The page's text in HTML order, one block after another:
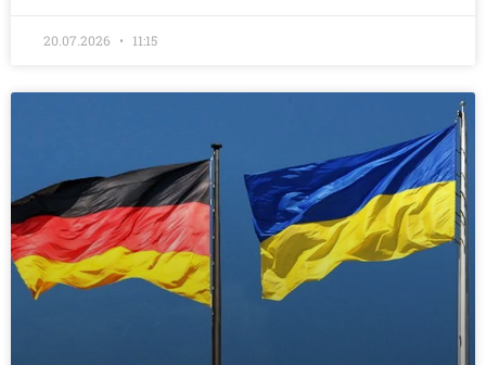
20.07.2026 11:15